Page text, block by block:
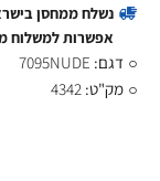
נשלח ממחסן
אפשרות למשלוח מהיר תוך 24 שעות
דגם: 7095NUDE
מק"ט: 4342